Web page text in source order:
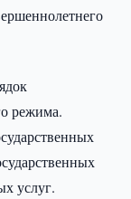
режима.
услуг.